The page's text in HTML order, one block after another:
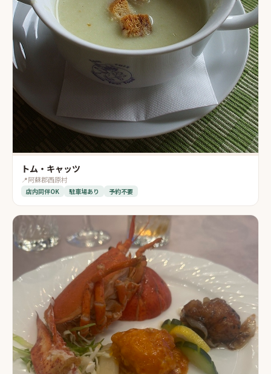
トム・キャッツ
📍阿蘇郡西原村
店内同伴OK 駐車場あり 予約不要